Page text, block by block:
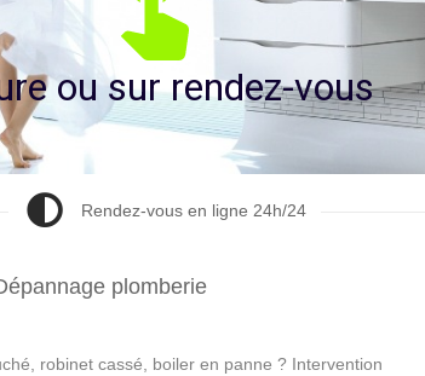
re ou sur rendez-vous
Rendez-vous en ligne 24h/24
plomberie
robinet cassé, boiler en panne ? Intervention